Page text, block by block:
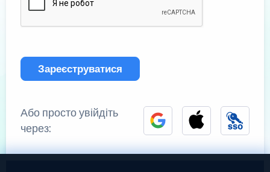
Зареєструватися
Або просто увійдіть
через: